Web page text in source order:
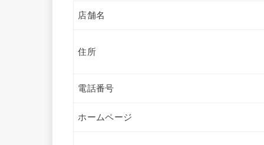
店舗名
住所
電話番号
ホームページ